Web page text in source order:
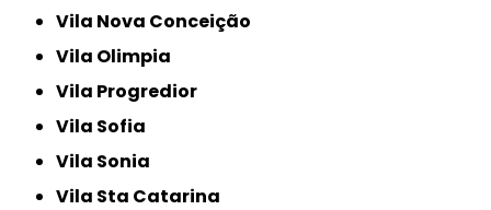
Vila Nova Conceição
Vila Olimpia
Vila Progredior
Vila Sofia
Vila Sonia
Vila Sta Catarina